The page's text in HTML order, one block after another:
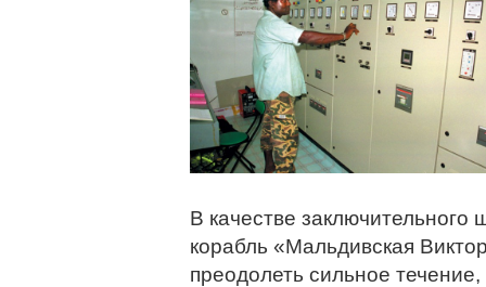
В качестве
корабль «Мальдивская
преодолеть сильное